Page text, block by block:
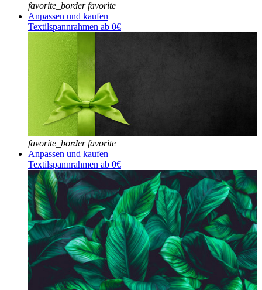
favorite_border favorite
Anpassen und kaufen
Textilspannrahmen ab 0€
favorite_border favorite
Anpassen und kaufen
Textilspannrahmen ab 0€